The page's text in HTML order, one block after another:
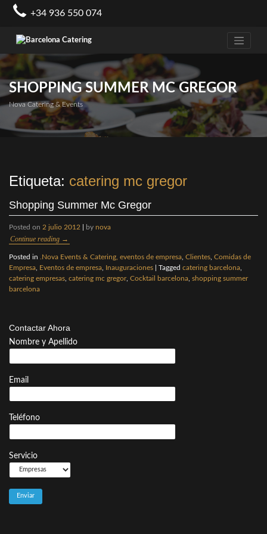
+34 936 550 074
SHOPPING SUMMER MC GREGOR
Nova Catering & Events
Etiqueta: catering mc gregor
Shopping Summer Mc Gregor
Posted on 2 julio 2012 by nova
Continue reading →
Posted in .Nova Events & Catering, eventos de empresa Clientes Comidas de
Empresa Eventos de empresa Inauguraciones Tagged catering barcelona
catering empresas catering mc gregor, Cocktail barcelona shopping summer
barcelona
Contactar Ahora
Nombre y Apellido
Email
Teléfono
Servicio